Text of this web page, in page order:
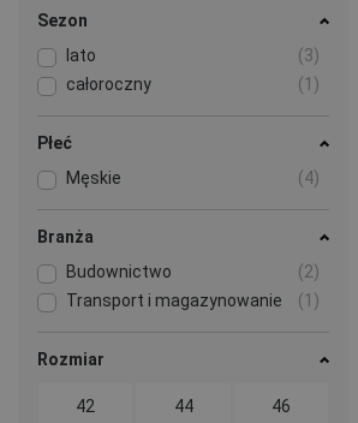
Sezon
lato
(3)
całoroczny
(1)
Płeć
Męskie
(4)
Branża
Budownictwo
(2)
Transport i magazynowanie
(1)
Rozmiar
42 44 46